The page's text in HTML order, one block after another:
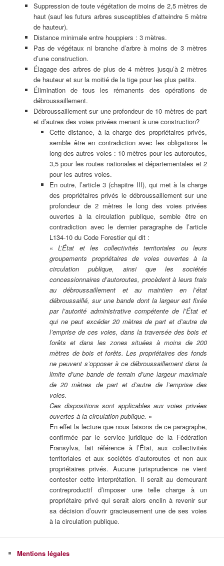
Suppression de toute végétation de moins de 2,5 mètres de
haut (sauf les futurs arbres susceptibles d’atteindre 5 mètre
de hauteur).
Distance minimale entre houppiers : 3 mètres.
Pas de végétaux ni branche d’arbre à moins de 3 mètres
d’une construction.
Élagage des arbres de plus de 4 mètres jusqu’à 2 mètres
de hauteur et sur la moitié de la tige pour les plus petits.
Élimination de tous les rémanents des opérations de
débroussaillement.
Débroussaillement sur une profondeur de 10 mètres de part
et d’autres des voies privées menant à une construction?
Cette distance, à la charge des propriétaires privés,
semble être en contradiction avec les obligations le
long des autres voies : 10 mètres pour les autoroutes,
3,5 pour les routes nationales et départementales et 2
pour les autres voies.
En outre, l’article 3 (chapitre III), qui met à la charge
des propriétaires privés le débroussaillement sur une
profondeur de 2 mètres le long des voies privées
ouvertes à la circulation publique, semble être en
contradiction avec le dernier paragraphe de l’article
L134-10 du Code Forestier qui dit :
«L’État et les collectivités territoriales ou leurs
groupements propriétaires de voies ouvertes à la
circulation publique, ainsi que les sociétés
concessionnaires d’autoroutes, procèdent à leurs frais
au débroussaillement et au maintien en l’état
débroussaillé, sur une bande dont la largeur est fixée
par l’autorité administrative compétente de l’État et
qui ne peut excéder 20 mètres de part et d’autre de
l’emprise de ces voies, dans la traversée des bois et
forêts et dans les zones situées à moins de 200
mètres de bois et forêts. Les propriétaires des fonds
ne peuvent s’opposer à ce débroussaillement dans la
limite d’une bande de terrain d’une largeur maximale
de 20 mètres de part et d’autre de l’emprise des
voies.
Ces dispositions sont applicables aux voies privées
ouvertes à la circulation publique. »
En effet la lecture que nous faisons de ce paragraphe,
confirmée par le service juridique de la Fédération
Fransylva, fait référence à l’État, aux collectivités
territoriales et aux sociétés d’autoroutes et non aux
propriétaires privés. Aucune jurisprudence ne vient
contester cette interprétation. Il serait au demeurant
contreproductif d’imposer une telle charge à un
propriétaire privé qui serait alors enclin à revenir sur
sa décision d’ouvrir gracieusement une de ses voies
à la circulation publique.
Mentions légales